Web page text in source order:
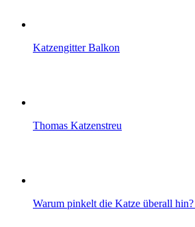
Katzengitter Balkon
Thomas Katzenstreu
Warum pinkelt die Katze überall